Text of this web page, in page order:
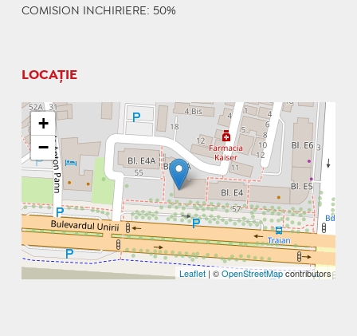
COMISION INCHIRIERE: 50%
LOCAȚIE
+
−
Leaflet | ©OpenStreetMapcontributors